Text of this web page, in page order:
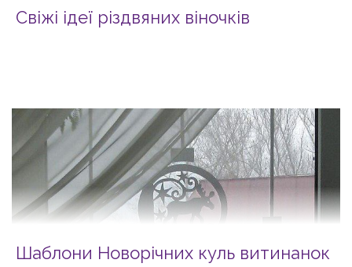
Свіжі ідеї різдвяних віночків
Шаблони Новорічних куль витинанок